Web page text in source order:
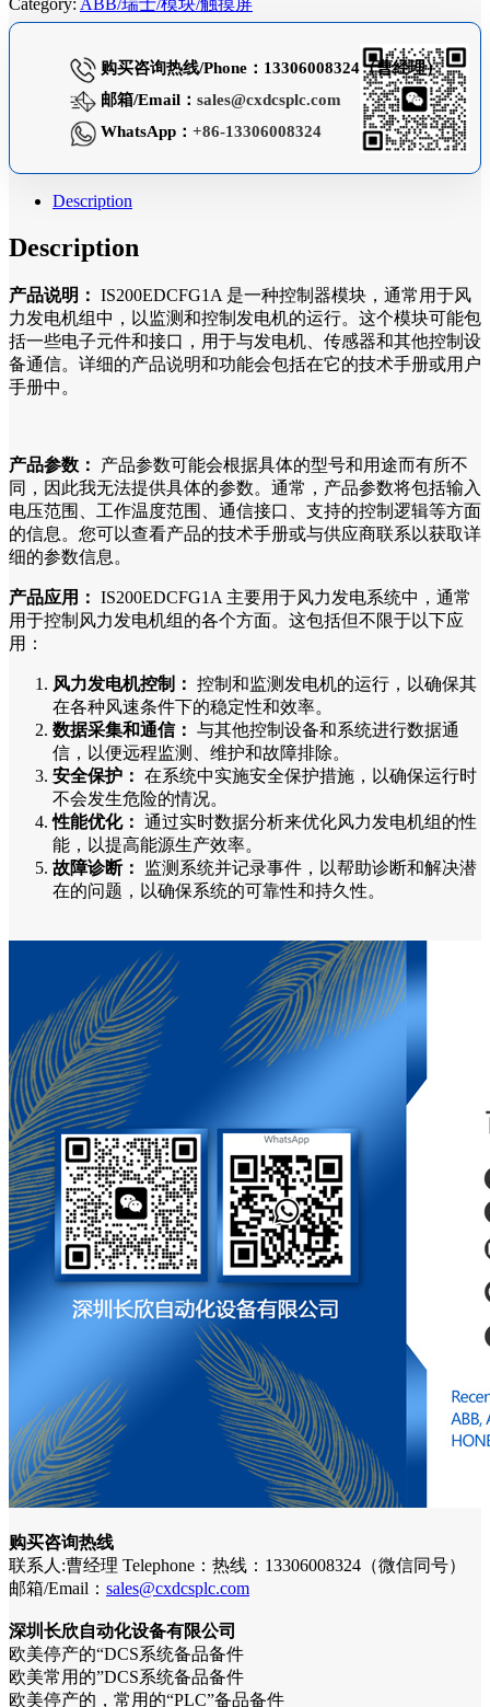
购买咨询热线/Phone：13306008324（曹经理）
邮箱/Email： sales@cxdcsplc.com
WhatsApp： +86-13306008324
Description
Description
产品说明： IS200EDCFG1A 是一种控制器模块，通常用于风
力发电机组中，以监测和控制发电机的运行。这个模块可能包
括一些电子元件和接口，用于与发电机、传感器和其他控制设
备通信。详细的产品说明和功能会包括在它的技术手册或用户
手册中。
产品参数：
产品参数可能会根据具体的型号和用途而有所不
同，因此我无法提供具体的参数。通常，产品参数将包括输入
电压范围、工作温度范围、通信接口、支持的控制逻辑等方面
的信息。您可以查看产品的技术手册或与供应商联系以获取详
细的参数信息。
产品应用： IS200EDCFG1A 主要用于风力发电系统中，通常
用于控制风力发电机组的各个方面。这包括但不限于以下应
用：
风力发电机控制： 控制和监测发电机的运行，以确保其
在各种风速条件下的稳定性和效率。
数据采集和通信： 与其他控制设备和系统进行数据通
信，以便远程监测、维护和故障排除。
安全保护： 在系统中实施安全保护措施，以确保运行时
不会发生危险的情况。
性能优化： 通过实时数据分析来优化风力发电机组的性
能，以提高能源生产效率。
故障诊断：
监测系统并记录事件，以帮助诊断和解决潜
在的问题，以确保系统的可靠性和持久性。
购买咨询热线
联系人:曹经理 Telephone：热线：13306008324（微信同号）
邮箱/Email： sales@cxdcsplc.com
深圳长欣自动化设备有限公司
欧美停产的“DCS系统备品备件
欧美常用的”DCS系统备品备件
欧美停产的，常用的“PLC”备品备件